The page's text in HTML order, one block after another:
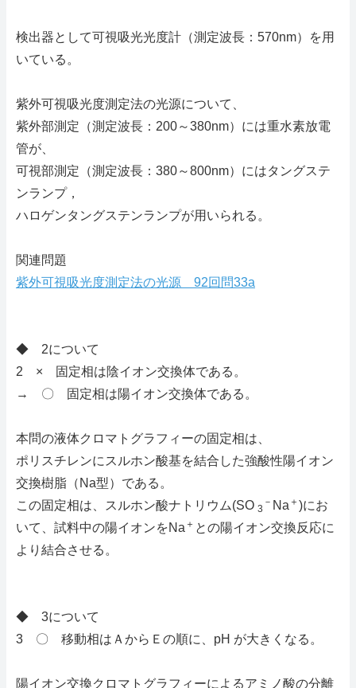
検出器として可視吸光光度計（測定波長：570nm）を用
いている。
紫外可視吸光度測定法の光源について、
紫外部測定（測定波長：200～380nm）には重水素放電
管が、
可視部測定（測定波長：380～800nm）にはタングステ
ンランプ，
ハロゲンタングステンランプが用いられる。
関連問題
紫外可視吸光度測定法の光源 92回問33a
◆ 2について
2 × 固定相は陰イオン交換体である。
→ 〇 固定相は陽イオン交換体である。
本問の液体クロマトグラフィーの固定相は、
ポリスチレンにスルホン酸基を結合した強酸性陽イオン
交換樹脂（Na型）である。
この固定相は、スルホン酸ナトリウム(SO 3
－ Na ＋ )にお
いて、試料中の陽イオンをNa ＋ との陽イオン交換反応に
より結合させる。
◆ 3について
3 〇 移動相はＡからＥの順に、pH が大きくなる。
陽イオン交換クロマトグラフィーによるアミノ酸の分離